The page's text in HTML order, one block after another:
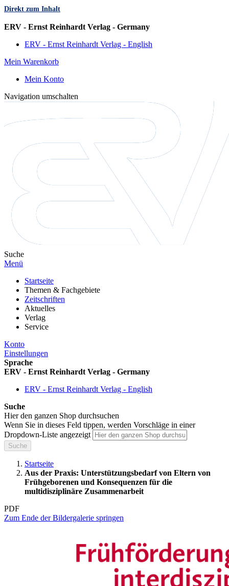
Direkt zum Inhalt
ERV - Ernst Reinhardt Verlag - Germany
ERV - Ernst Reinhardt Verlag - English
Mein Warenkorb
Mein Konto
Navigation umschalten
Suche
Menü
Startseite
Themen & Fachgebiete
Zeitschriften
Aktuelles
Verlag
Service
Konto
Einstellungen
Sprache
ERV - Ernst Reinhardt Verlag - Germany
ERV - Ernst Reinhardt Verlag - English
Suche
Hier den ganzen Shop durchsuchen
Wenn Sie in dieses Feld tippen, werden Vorschläge in einer
Dropdown-Liste angezeigt
Suche
Startseite
Aus der Praxis: Unterstützungsbedarf von Eltern von
Frühgeborenen und Konsequenzen für die
multidisziplinäre Zusammenarbeit
PDF
Zum Ende der Bildergalerie springen